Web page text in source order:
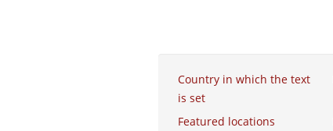
Country in which the text
is set
Featured locations